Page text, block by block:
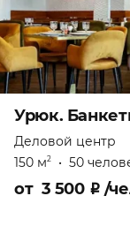
Урюк.
Деловой центр
150 м2 • 50
от 3 500 ₽ /